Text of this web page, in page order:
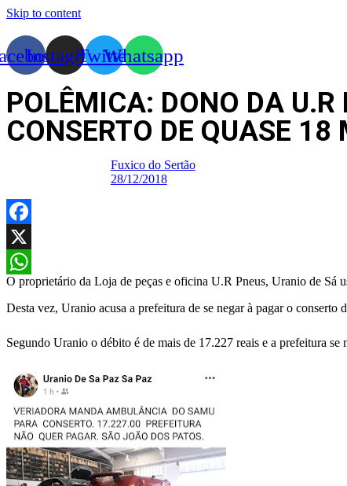
Skip to content
InstagramTwitterWhatsapp
POLÊMICA: DONO DA U.R
CONSERTO DE QUASE
Fuxico do Sertão
28/12/2018
Facebook
X
WhatsApp
O proprietário da Loja de peças e oficina U.R Pneus, Uranio de Sá
Desta vez, Uranio acusa a prefeitura de se negar à pagar o
Segundo Uranio o débito é de mais de 17.227 reais e a prefeitura se